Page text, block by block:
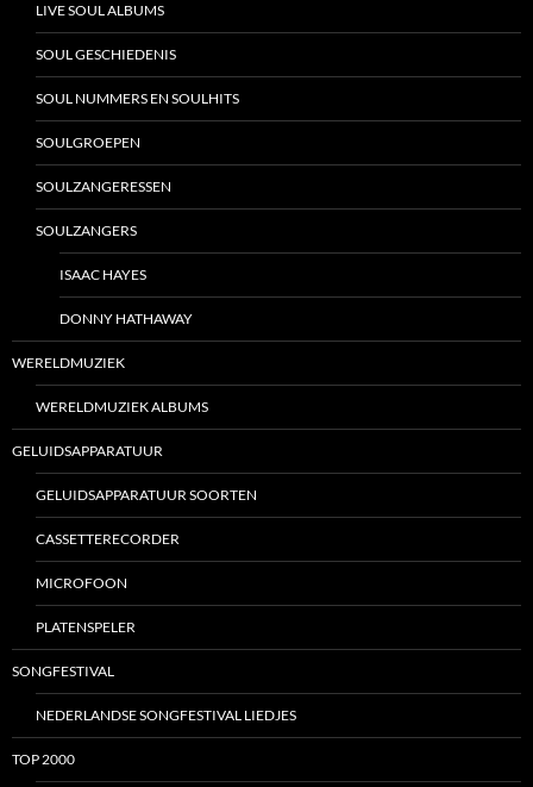
LIVE SOUL ALBUMS
SOUL GESCHIEDENIS
SOUL NUMMERS EN SOULHITS
SOULGROEPEN
SOULZANGERESSEN
SOULZANGERS
ISAAC HAYES
DONNY HATHAWAY
WERELDMUZIEK
WERELDMUZIEK ALBUMS
GELUIDSAPPARATUUR
GELUIDSAPPARATUUR SOORTEN
CASSETTERECORDER
MICROFOON
PLATENSPELER
SONGFESTIVAL
NEDERLANDSE SONGFESTIVAL LIEDJES
TOP 2000